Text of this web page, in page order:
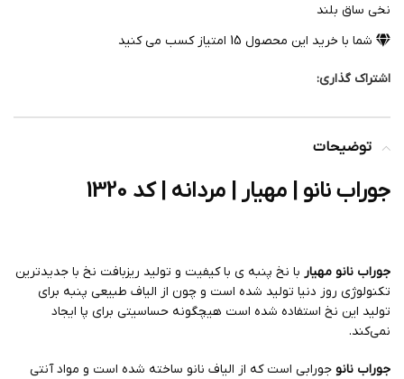
نخی ساق بلند
شما با خرید این محصول 15 امتیاز کسب می کنید
اشتراک گذاری:
توضیحات
جوراب نانو | مهیار | مردانه | کد 1320
جوراب نانو مهیار با نخ پنبه ی با کیفیت و تولید ریزبافت نخ با جدیدترین
تکنولوژی روز دنیا تولید شده است و چون از الیاف طبیعی پنبه برای
تولید این نخ استفاده شده است هیچگونه حساسیتی برای پا ایجاد
نمی‌کند.
جوراب نانو جورابی است که از الیاف نانو ساخته شده است و مواد آنتی